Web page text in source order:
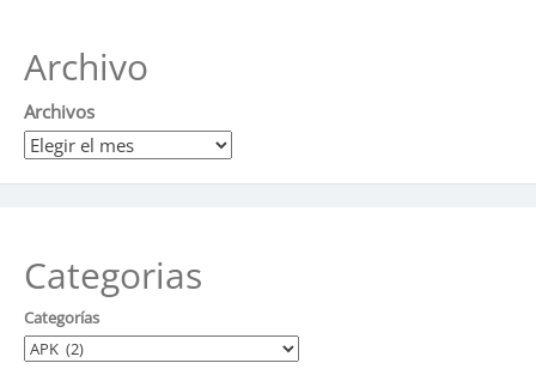
Archivo
Archivos
Categorias
Categorías